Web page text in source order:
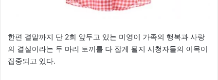
한편 결말까지 단 2회 앞두고 있는 미영이 가족의 행복과 사랑
의 결실이라는 두 마리 토끼를 다 잡게 될지 시청자들의 이목이
집중되고 있다.